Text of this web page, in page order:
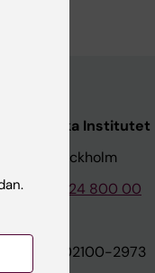
Karolinska Institutet
171 77 Stockholm
Tel: 08-524 800 00
Org.nr: 202100-2973